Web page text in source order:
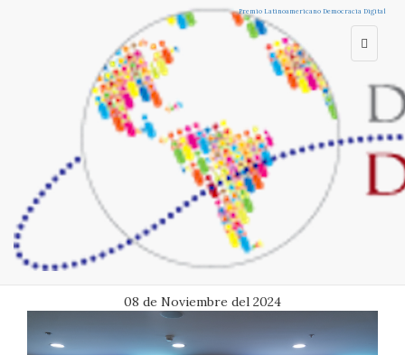
Premio Latinoamericano Democracia Digital
EncuentroObservatorioPublicaciones
Women Tech LeadersInnovApp Latinoamérica
Escuela (EFD)
Democracia Digital
participa en
Conferencia sobre
Conflictividad
Electoral en
América Latina
08 de Noviembre del 2024